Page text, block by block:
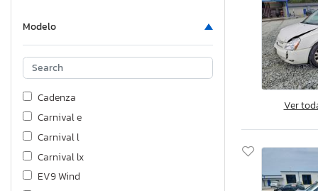
Modelo
Cadenza
Carnival e
Carnival l
Carnival lx
EV9 Wind
Ver